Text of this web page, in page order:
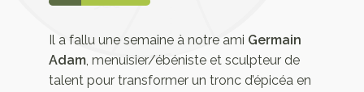
Il a fallu une semaine à notre ami Germain
Adam, menuisier/ébéniste et sculpteur de
talent pour transformer un tronc d’épicéa en